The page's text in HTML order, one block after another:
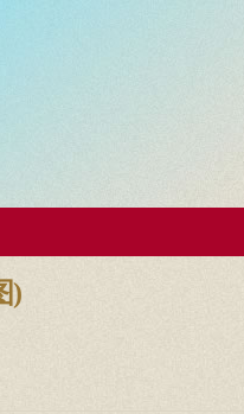
料档案
)